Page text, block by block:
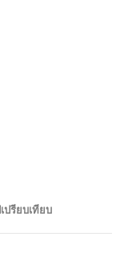
ปรียบเทียบ